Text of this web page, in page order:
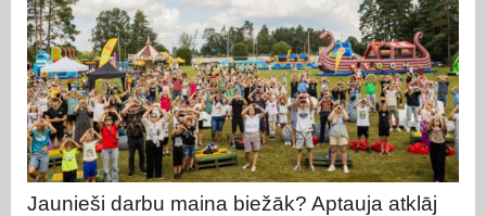
Jaunieši darbu maina biežāk? Aptauja atklāj